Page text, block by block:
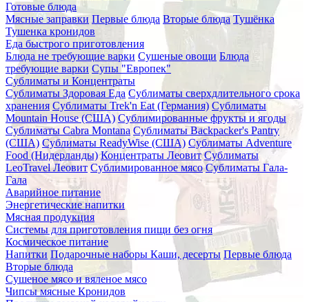
Готовые блюда
Мясные заправки Первые блюда Вторые блюда Тушёнка
Тушенка кронидов
Еда быстрого приготовления
Блюда не требующие варки Сушеные овощи Блюда
требующие варки Супы "Европек"
Сублиматы и Концентраты
Сублиматы Здоровая Еда Сублиматы сверхдлительного срока
хранения Сублиматы Trek'n Eat (Германия) Сублиматы
Mountain House (США) Сублимированные фрукты и ягоды
Сублиматы Cabra Montana Сублиматы Backpacker's Pantry
(США) Сублиматы ReadyWise (США) Сублиматы Adventure
Food (Нидерланды) Концентраты Леовит Сублиматы
LeoTravel Леовит Сублимированное мясо Сублиматы Гала-
Гала
Аварийное питание
Энергетические напитки
Мясная продукция
Системы для приготовления пищи без огня
Космическое питание
Напитки Подарочные наборы Каши, десерты Первые блюда
Вторые блюда
Сушеное мясо и вяленое мясо
Чипсы мясные Кронидов